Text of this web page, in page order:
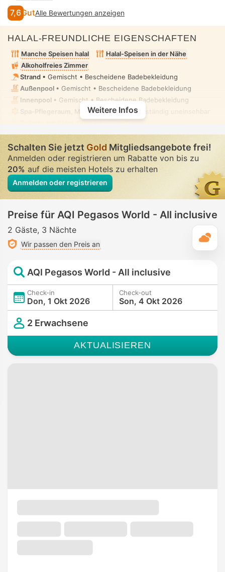
7,6 GutAlle Bewertungen anzeigen
HALAL-FREUNDLICHE EIGENSCHAFTEN
Manche Speisen halal
Halal-Speisen in der Nähe
Alkoholfreies Zimmer
Strand • Gemischt • Bescheidene Badebekleidung
Außenpool • Gemischt • Bescheidene Badebekleidung
Innenpool • Gemischt • Bescheidene Badebekleidung
Spa-Pflegeraum, Massage• Privat • Vollständig uneinsehbar
Toilette mit Bidet-Düse• In allen Zimmern
Weitere Infos
Schalten Sie jetztGold Mitgliedsangebote frei!
Anmelden oder registrieren um Rabatte von bis zu
20%auf die meisten Hotels zu erhalten
Anmelden oder registrieren
Preise für AQI Pegasos World - All inclusive
2 Gäste 3 Nächte
Wir passen den Preis an
AQI Pegasos World - All inclusive
Check-in
Don, 1 Okt 2026
Check-out
Son, 4 Okt 2026
2 Erwachsene
AKTUALISIEREN